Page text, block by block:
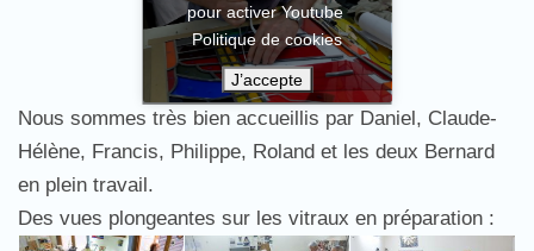
pour activer Youtube
Politique de cookies
J’accepte
Nous sommes très bien accueillis par Daniel, Claude-
Hélène, Francis, Philippe, Roland et les deux Bernard
en plein travail.
Des vues plongeantes sur les vitraux en préparation :